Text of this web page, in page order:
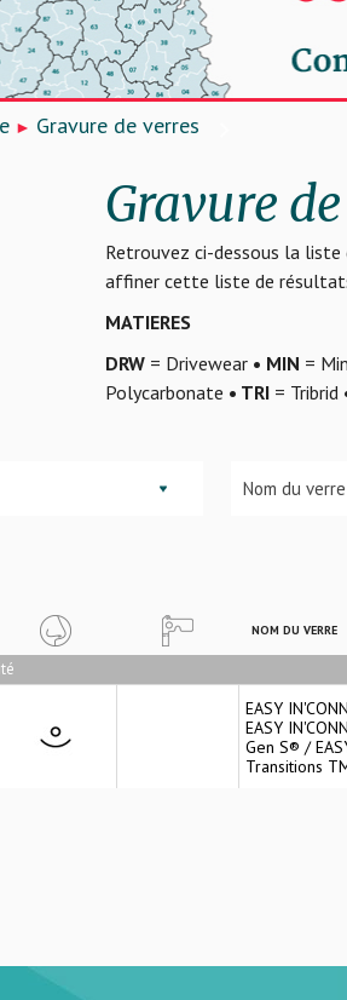
Gravure de verres
Gravure
Retrouvez ci-dessous la liste
affiner cette liste de
MATIERES
DRW= Drivewear • MIN =
Polycarbonate • TRI= Tribrid
NOM DU VERRE
EASY
EASY
Gen S® /
Transitions